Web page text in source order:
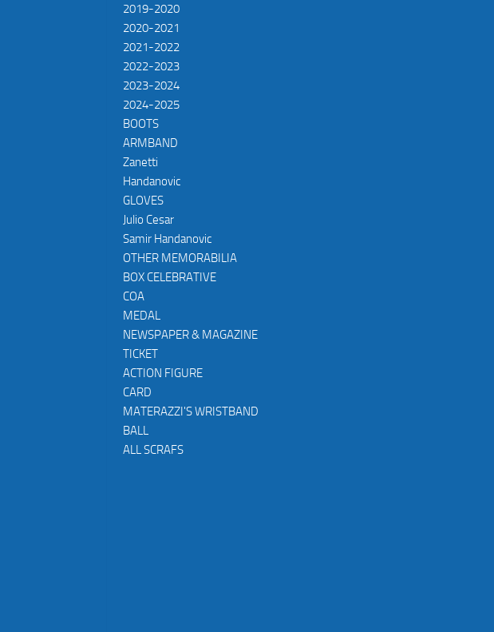
2019-2020
2020-2021
2021-2022
2022-2023
2023-2024
2024-2025
BOOTS
ARMBAND
Zanetti
Handanovic
GLOVES
Julio Cesar
Samir Handanovic
OTHER MEMORABILIA
BOX CELEBRATIVE
COA
MEDAL
NEWSPAPER & MAGAZINE
TICKET
ACTION FIGURE
CARD
MATERAZZI'S WRISTBAND
BALL
ALL SCRAFS